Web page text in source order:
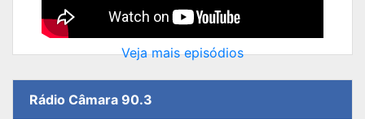
Veja mais episódios
Rádio Câmara 90.3